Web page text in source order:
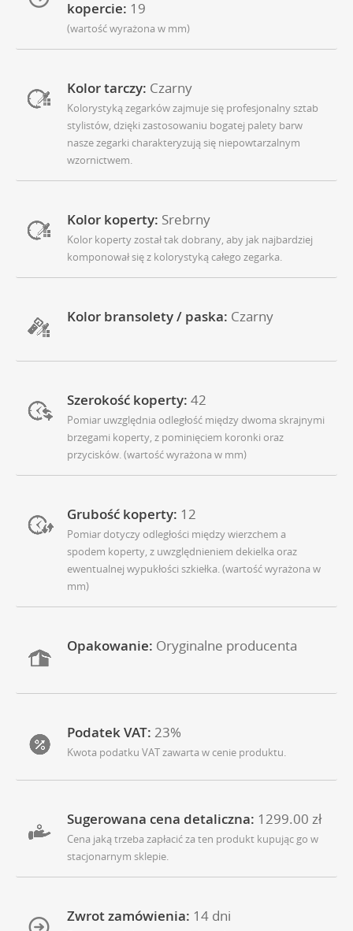
kopercie: 19
(wartość wyrażona w mm)
Kolor tarczy: Czarny
Kolorystyką zegarków zajmuje się profesjonalny sztab
stylistów, dzięki zastosowaniu bogatej palety barw
nasze zegarki charakteryzują się niepowtarzalnym
wzornictwem.
Kolor koperty: Srebrny
Kolor koperty został tak dobrany, aby jak najbardziej
komponował się z kolorystyką całego zegarka.
Kolor bransolety / paska: Czarny
Szerokość koperty: 42
Pomiar uwzględnia odległość między dwoma skrajnymi
brzegami koperty, z pominięciem koronki oraz
przycisków. (wartość wyrażona w mm)
Grubość koperty: 12
Pomiar dotyczy odległości między wierzchem a
spodem koperty, z uwzględnieniem dekielka oraz
ewentualnej wypukłości szkiełka. (wartość wyrażona w
mm)
Opakowanie: Oryginalne producenta
Podatek VAT: 23%
Kwota podatku VAT zawarta w cenie produktu.
Sugerowana cena detaliczna: 1299.00 zł
Cena jaką trzeba zapłacić za ten produkt kupując go w
stacjonarnym sklepie.
Zwrot zamówienia: 14 dni